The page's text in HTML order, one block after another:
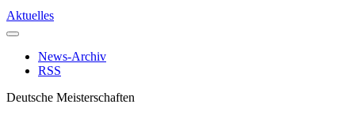
Aktuelles
News-Archiv
RSS
Deutsche Meisterschaften